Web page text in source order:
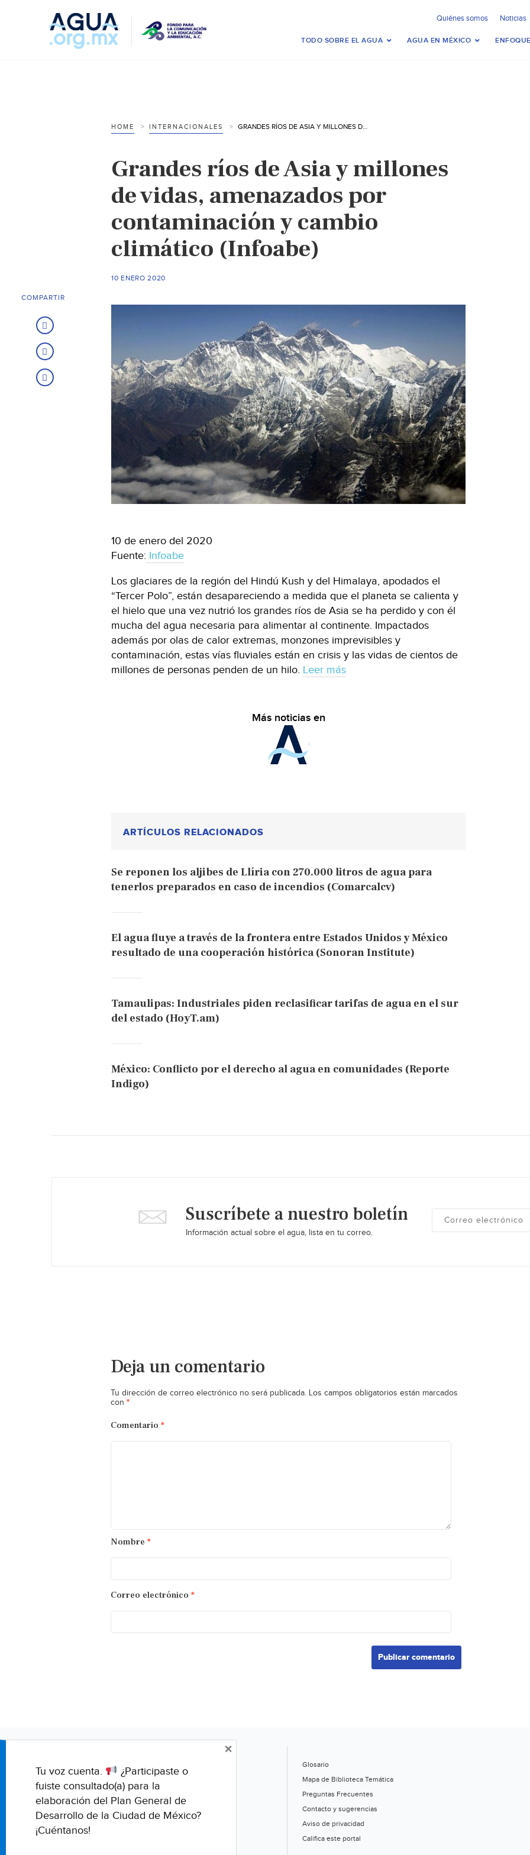
Quiénes somos Noticias
TODO SOBRE EL AGUA AGUA EN MÉXICO
HOME INTERNACIONALES GRANDES RÍOS DE ASIA Y MILLONES DE VIDAS, AMENAZADOS POR CONTAMINACIÓN Y CAMBIO CLIMÁTICO (INFOABE)
Grandes ríos de Asia y millones
de vidas, amenazados por
contaminación y cambio
climático (Infoabe)
10 ENERO 2020
10 de enero del 2020
Fuente: Infoabe
Los glaciares de la región del Hindú Kush y del Himalaya, apodados el
“Tercer Polo”, están desapareciendo a medida que el planeta se calienta y
el hielo que una vez nutrió los grandes ríos de Asia se ha perdido y con él
mucha del agua necesaria para alimentar al continente. Impactados
además por olas de calor extremas, monzones imprevisibles y
contaminación, estas vías fluviales están en crisis y las vidas de cientos de
millones de personas penden de un hilo. Leer más
Más noticias en
ARTÍCULOS RELACIONADOS
Se reponen los aljibes de Llíria con 270.000 litros de agua para
tenerlos preparados en caso de incendios (Comarcalcv)
El agua fluye a través de la frontera entre Estados Unidos y México
resultado de una cooperación histórica (Sonoran Institute)
Tamaulipas: Industriales piden reclasificar tarifas de agua en el sur
del estado (HoyT.am)
México: Conflicto por el derecho al agua en comunidades (Reporte
Indigo)
COMPARTIR
Suscríbete a nuestro boletín
Información actual sobre el agua, lista en tu correo.
Deja un comentario
Tu dirección de correo electrónico no será publicada. Los campos obligatorios están marcados
con *
Comentario *
Nombre *
Correo electrónico *
Glosario
Mapa de Biblioteca Temática
Preguntas Frecuentes
Contacto y sugerencias
Aviso de privacidad
Califica este portal
Tu voz cuenta.
¿Participaste o
fuiste consultado(a) para la
elaboración del Plan General de
Desarrollo de la Ciudad de México?
¡Cuéntanos!
×